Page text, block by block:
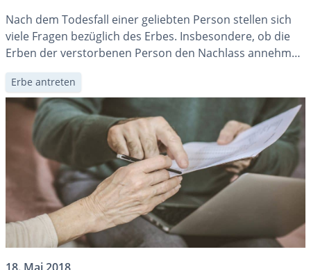
Nach dem Todesfall einer geliebten Person stellen sich
viele Fragen bezüglich des Erbes. Insbesondere, ob die
Erben der verstorbenen Person den Nachlass annehmen
oder ausschlagen sollen. Für die Beantwortung dieser
Frage stehen das öffentliche Inventar und die amtliche
Liquidation zur Verfügung.
Erbe antreten